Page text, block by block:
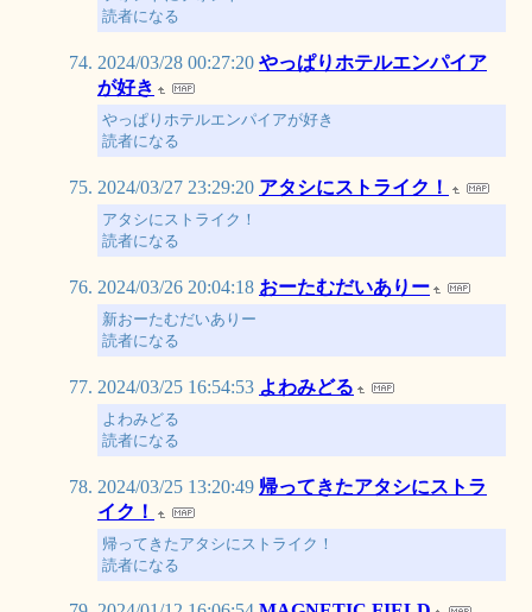
読者になる
2024/03/28 00:27:20 やっぱりホテルエンパイア
が好き
やっぱりホテルエンパイアが好き
読者になる
2024/03/27 23:29:20 アタシにストライク！
アタシにストライク！
読者になる
2024/03/26 20:04:18 おーたむだいありー
新おーたむだいありー
読者になる
2024/03/25 16:54:53 よわみどる
よわみどる
読者になる
2024/03/25 13:20:49 帰ってきたアタシにストラ
イク！
帰ってきたアタシにストライク！
読者になる